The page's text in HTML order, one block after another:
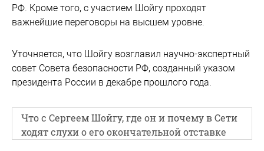
РФ. Кроме того, с участием Шойгу проходят
важнейшие переговоры на высшем уровне.
Уточняется, что Шойгу возглавил научно-экспертный
совет Совета безопасности РФ, созданный указом
президента России в декабре прошлого года.
Что с Сергеем Шойгу, где он и почему в Сети
ходят слухи о его окончательной отставке